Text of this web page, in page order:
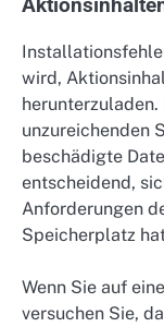
wird,
herunterzuladen.
unzureichenden
beschädigte
entscheidend,
Anforderungen
Speicherplatz
Wenn Sie auf
versuchen Sie,